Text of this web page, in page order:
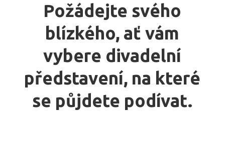
Požádejte svého
blízkého, ať vám
vybere divadelní
představení, na které
se půjdete podívat.